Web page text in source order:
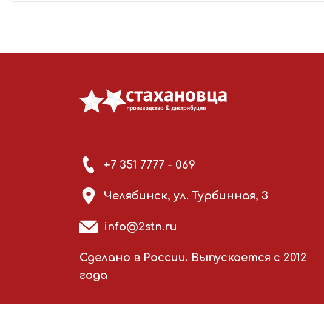
+7 351 7777 - 069
Челябинск, ул. Турбинная, 3
info@2stn.ru
Сделано в России. Выпускается с 2012
года